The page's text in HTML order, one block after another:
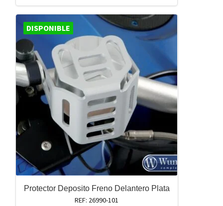
DISPONIBLE
Protector Deposito Freno Delantero Plata
REF: 26990-101